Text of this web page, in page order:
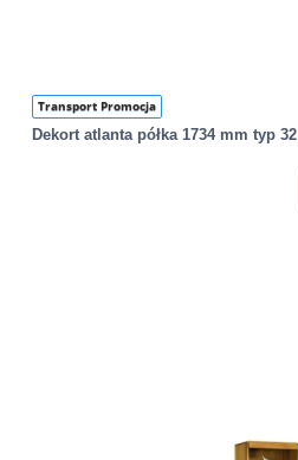
Transport Promocja
Dekort atlanta półka 1734 mm typ 32